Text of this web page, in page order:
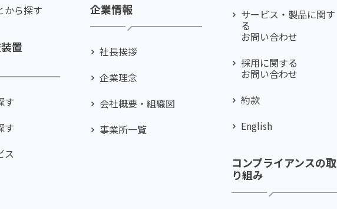
から探す
置
す
す
ス
企業情報
社⻑挨拶
企業理念
会社概要・組織図
事業所一覧
サービス・製品に関す
る
お問い合わせ
採用に関する
お問い合わせ
約款
English
コンプライアンスの取
り組み